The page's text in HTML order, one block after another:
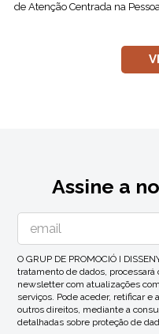
de Atenção Centrada na
Assine a
O GRUP DE PROMOCIÓ I
tratamento de dados,
newsletter com atualizações
serviços. Pode aceder, retificar e
outros direitos, mediante a
detalhadas sobre proteção de